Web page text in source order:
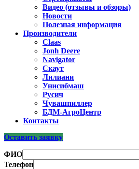
Видео (отзывы и обзоры)
Новости
Полезная информация
Производители
Claas
Jonh Deere
Navigator
Скаут
Лилиани
Унисибмаш
Русич
Чувашпиллер
БДМ-АгроЦентр
Контакты
Оставить заявку
ФИО
Телефон